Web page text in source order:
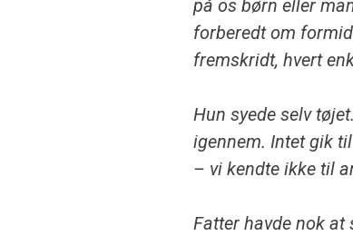
på os børn eller
forberedt om
fremskridt, hvert
Hun syede selv
igennem. Intet gik
– vi kendte ikke til
Fatter havde nok at